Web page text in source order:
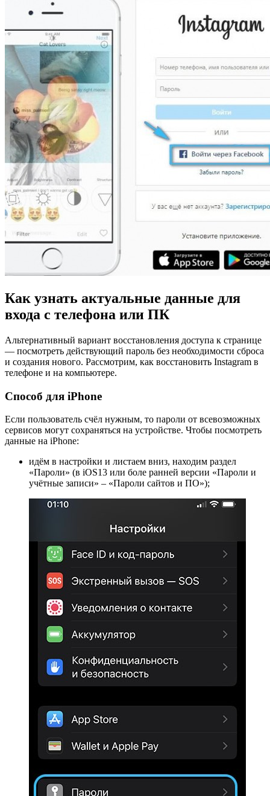
Как узнать актуальные данные для
входа с телефона или ПК
Альтернативный вариант восстановления доступа к странице
— посмотреть действующий пароль без необходимости сброса
и создания нового. Рассмотрим, как восстановить Instagram в
телефоне и на компьютере.
Способ для iPhone
Если пользователь счёл нужным, то пароли от всевозможных
сервисов могут сохраняться на устройстве. Чтобы посмотреть
данные на iPhone:
идём в настройки и листаем вниз, находим раздел
«Пароли» (в iOS13 или боле ранней версии «Пароли и
учётные записи» – «Пароли сайтов и ПО»);